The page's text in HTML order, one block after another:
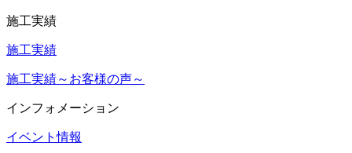
施工実績
施工実績
施工実績～お客様の声～
インフォメーション
イベント情報